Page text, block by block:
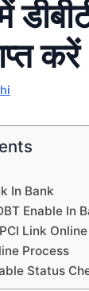
करें
In Bank
Enable In
Link
Process
Status